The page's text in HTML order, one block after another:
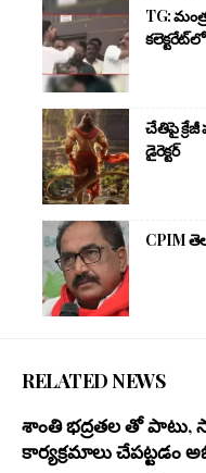
TG:
చేతిపై క్రేజీ
డైరెక్టర్
CPIM
RELATED NEWS
శాంతి భద్రతల తో
కార్యక్రమాలు చేపట్టడం